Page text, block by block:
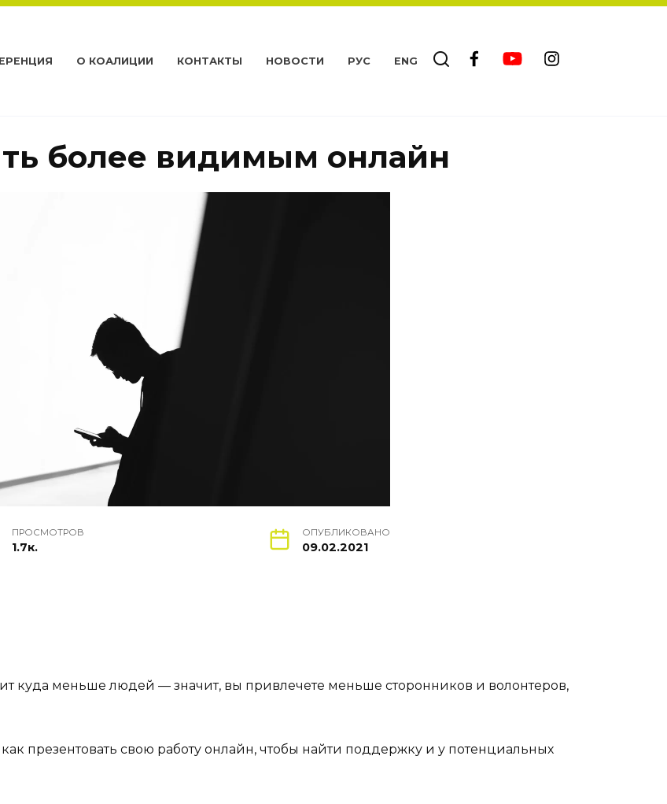
О КОАЛИЦИИ КОНТАКТЫ НОВОСТИ РУС ENG
более видимым онлайн
ПРОСМОТРОВ
1.7к.
ОПУБЛИКОВАНО
09.02.2021
куда меньше людей — значит, вы привлечете меньше сторонников и волонтеров,
презентовать свою работу онлайн, чтобы найти поддержку и у потенциальных